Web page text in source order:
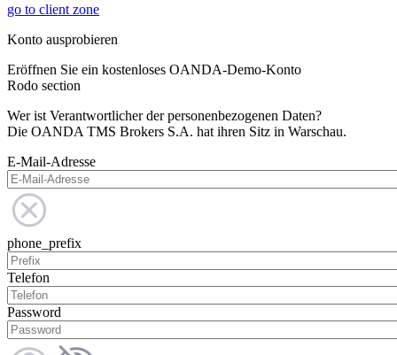
go to client zone
Konto ausprobieren
Eröffnen Sie ein kostenloses OANDA-Demo-Konto
Rodo section
Wer ist Verantwortlicher der personenbezogenen Daten?
Die OANDA TMS Brokers S.A. hat ihren Sitz in Warschau.
E-Mail-Adresse
phone_prefix
Telefon
Password